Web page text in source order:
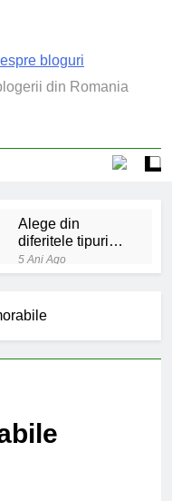
– Cu Si
din Romania
Alege din
diferitele tipuri
de bratara de
argint
5 Ani Ago
Ago
ale lui
Trump